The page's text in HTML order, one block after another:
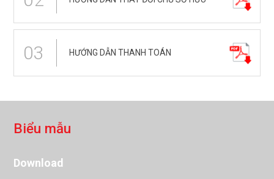
03 HƯỚNG DẪN THANH TOÁN
Biểu mẫu
Download